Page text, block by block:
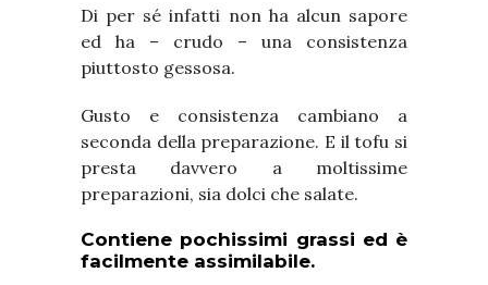
Di per sé infatti non ha alcun sapore
ed ha – crudo – una consistenza
piuttosto gessosa.
Gusto e consistenza cambiano a
seconda della preparazione. E il tofu si
presta davvero a moltissime
preparazioni, sia dolci che salate.
Contiene pochissimi grassi ed è
facilmente assimilabile.